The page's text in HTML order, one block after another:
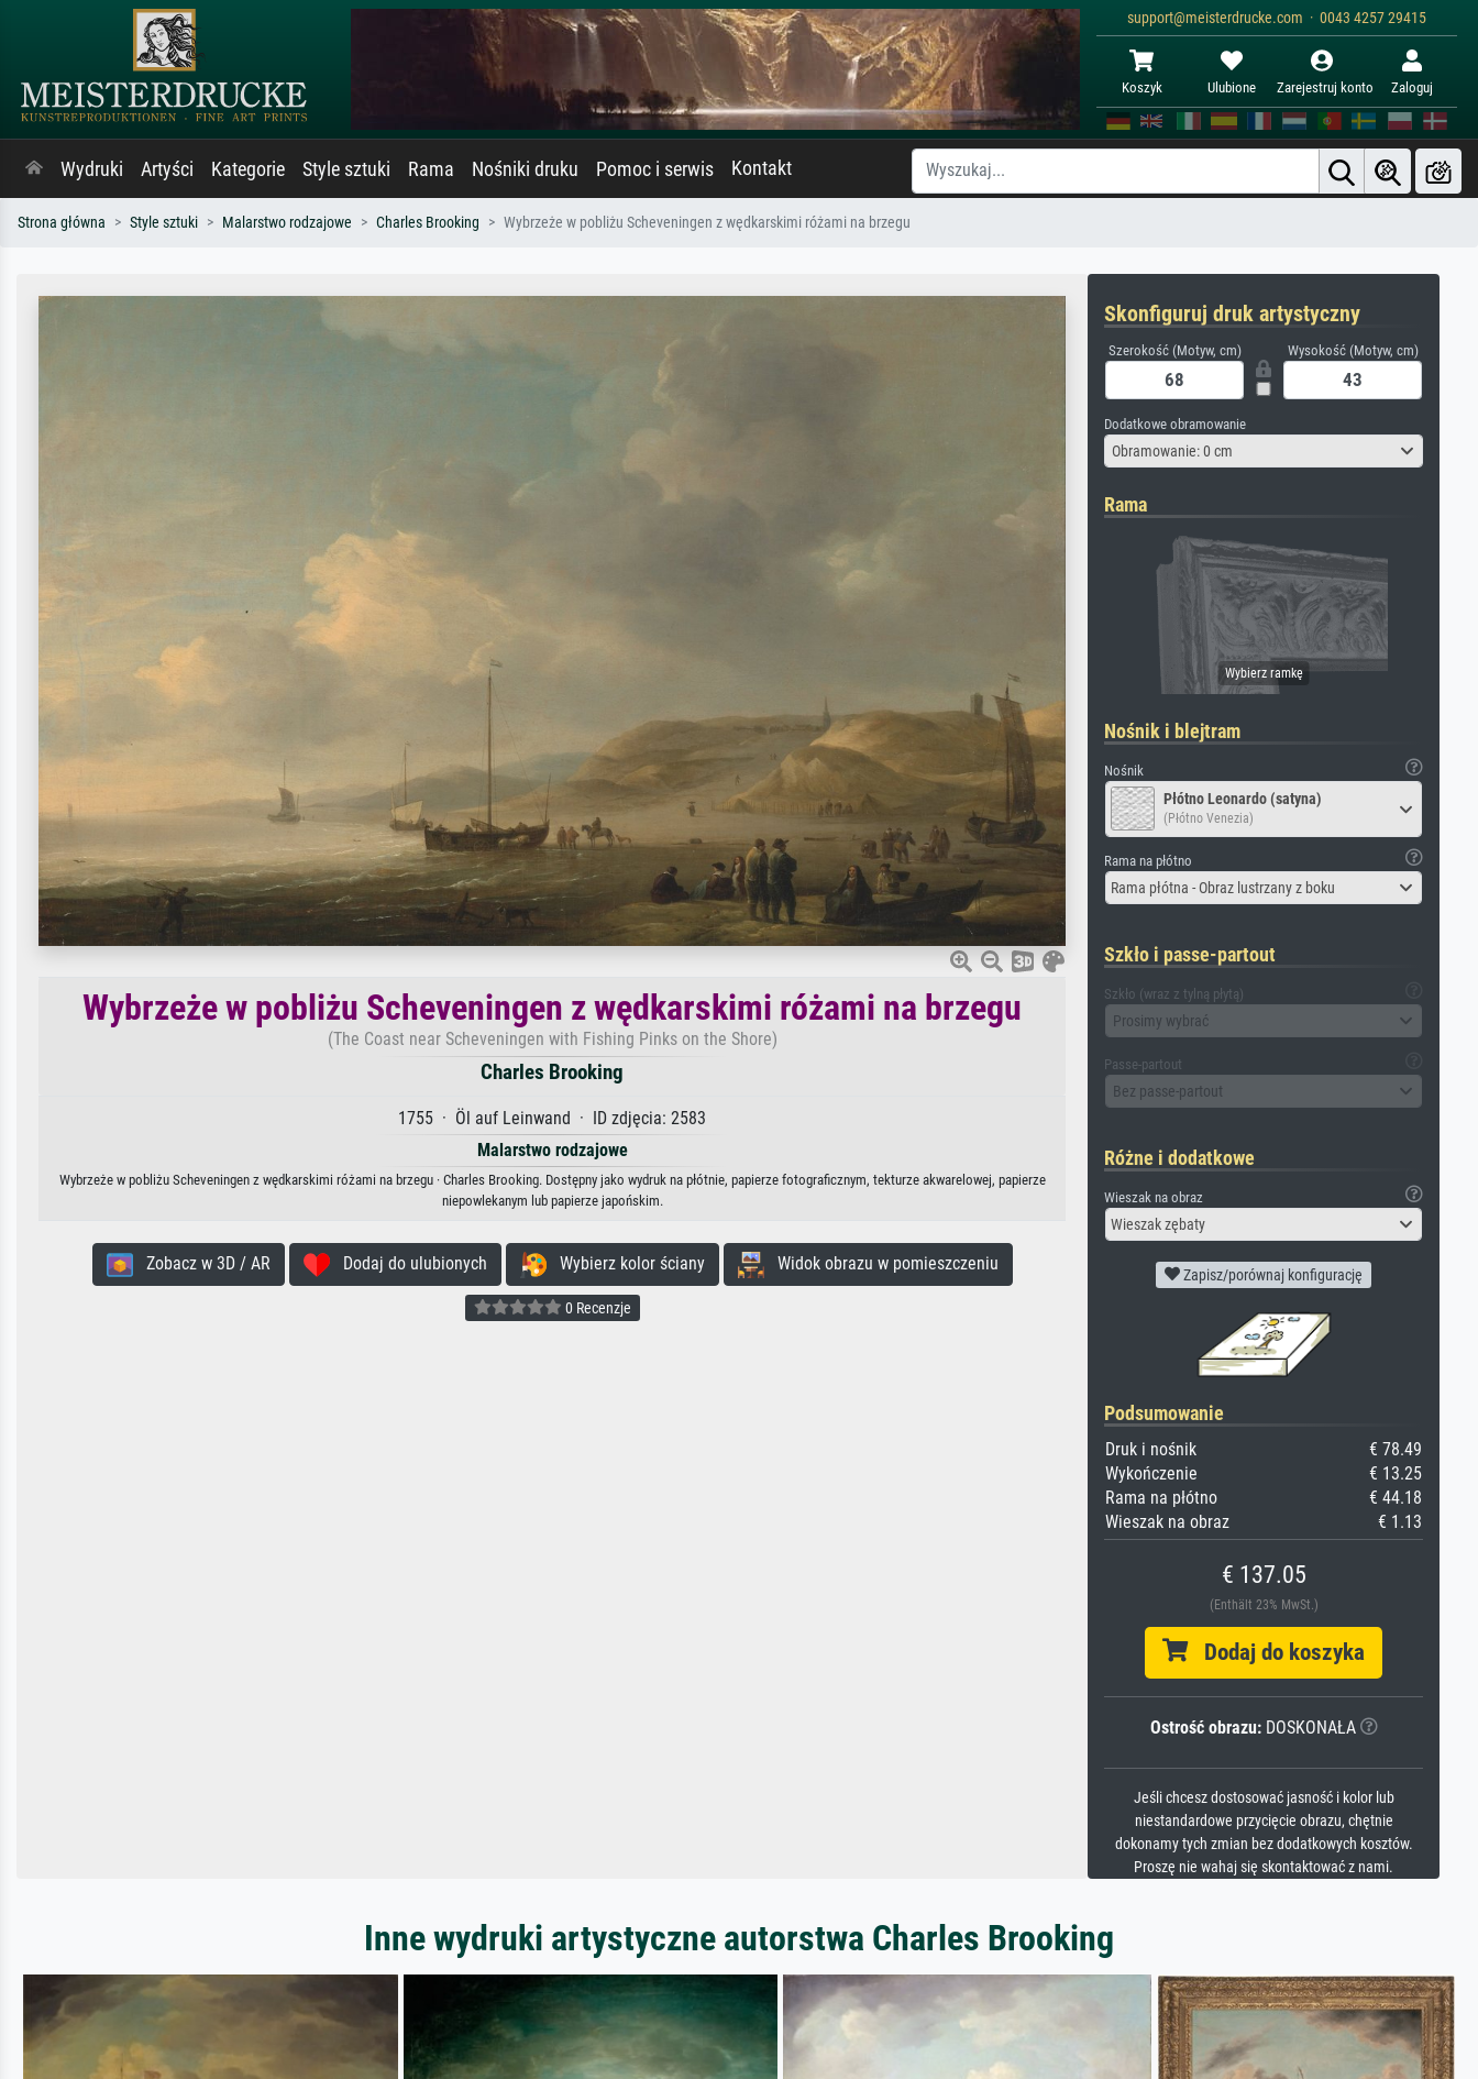
support@meisterdrucke.com · 0043 4257 29415
Koszyk Ulubione Zarejestruj konto Zaloguj
Wydruki Artyści Kategorie Style sztuki Rama Nośniki druku Pomoc i serwis Kontakt
Strona główna Style sztuki Malarstwo rodzajowe Charles Brooking Wybrzeże w pobliżu Scheveningen z wędkarskimi różami na brzegu
Wybrzeże w pobliżu Scheveningen z wędkarskimi różami na brzegu
(The Coast near Scheveningen with Fishing Pinks on the Shore)
Charles Brooking
1755 · Öl auf Leinwand · ID zdjęcia: 2583
Malarstwo rodzajowe
Wybrzeże w pobliżu Scheveningen z wędkarskimi różami na brzegu · Charles Brooking. Dostępny jako wydruk na płótnie, papierze fotograficznym, tekturze akwarelowej, papierze
niepowlekanym lub papierze japońskim.
Zobacz w 3D / AR Dodaj do ulubionych Wybierz kolor ściany Widok obrazu w pomieszczeniu
0 Recenzje
Skonfiguruj druk artystyczny
Szerokość (Motyw, cm) Wysokość (Motyw, cm)
Dodatkowe obramowanie
Obramowanie: 0 cm
Rama
Nośnik i blejtram
Nośnik
Płótno Leonardo (satyna)
(Płótno Venezia)
Rama na płótno
Rama płótna - Obraz lustrzany z boku
Szkło i passe-partout
Szkło (wraz z tylną płytą)
Prosimy wybrać
Passe-partout
Bez passe-partout
Różne i dodatkowe
Wieszak na obraz
Wieszak zębaty
Zapisz/porównaj konfigurację
Podsumowanie
Druk i nośnik
€ 78.49
Wykończenie
€ 13.25
Rama na płótno
€ 44.18
Wieszak na obraz
€ 1.13
€ 137.05
(Enthält 23% MwSt.)
Dodaj do koszyka
Ostrość obrazu:DOSKONAŁA
Jeśli chcesz dostosować jasność i kolor lub
niestandardowe przycięcie obrazu, chętnie
dokonamy tych zmian bez dodatkowych kosztów.
Proszę nie wahaj się skontaktować z nami.
Inne wydruki artystyczne autorstwa Charles Brooking